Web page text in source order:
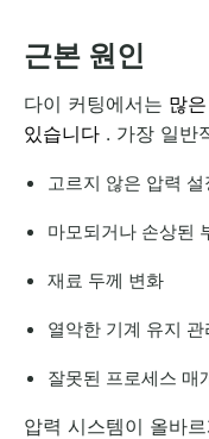
근본 원인
다이 커팅에서는 많
있습니다 . 가장 일반
고르지 않은 압력 설
마모되거나 손상된
재료 두께 변화
열악한 기계 유지 관
잘못된 프로세스 매
압력 시스템이 올바